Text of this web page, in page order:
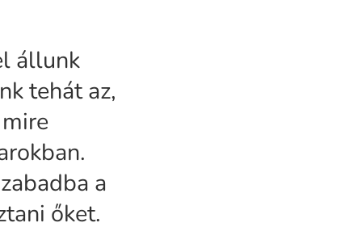
állunk
tehát az,
a
őket.